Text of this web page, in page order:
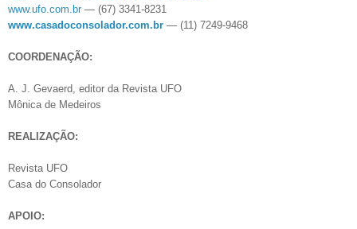
www.ufo.com.br — (67) 3341-8231
www.casadoconsolador.com.br — (11) 7249-9468
COORDENAÇÃO:
A. J. Gevaerd, editor da Revista UFO
Mônica de Medeiros
REALIZAÇÃO:
Revista UFO
Casa do Consolador
APOIO: